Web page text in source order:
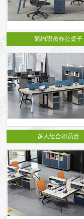
简约职员办公桌子
多人组合职员台